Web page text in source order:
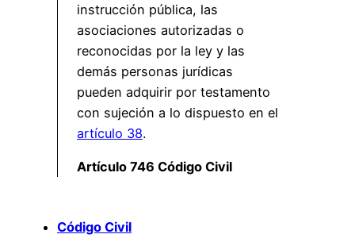
instrucción pública, las
asociaciones autorizadas o
reconocidas por la ley y las
demás personas jurídicas
pueden adquirir por testamento
con sujeción a lo dispuesto en el
artículo 38.
Artículo 746 Código Civil
Código Civil